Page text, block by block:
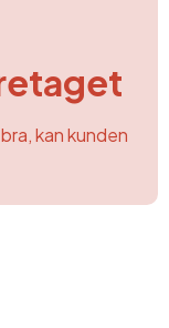
kan kunden